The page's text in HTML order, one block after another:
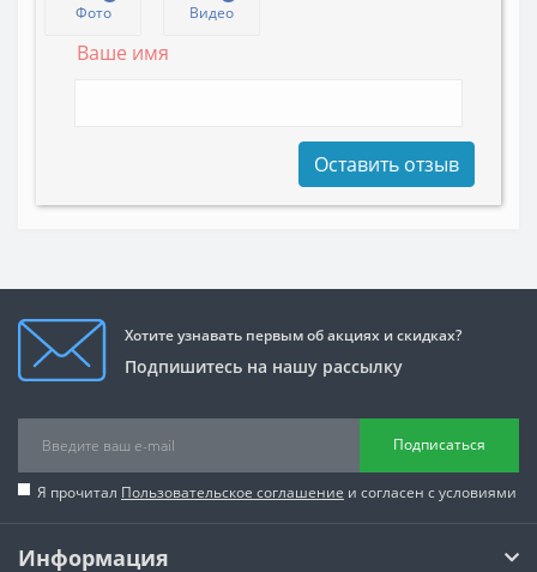
Фото Видео
Ваше имя
Оставить отзыв
Хотите узнавать первым об акциях и скидках?
Подпишитесь на нашу рассылку
Подписаться
Я прочитал Пользовательское соглашение и согласен с условиями
Информация